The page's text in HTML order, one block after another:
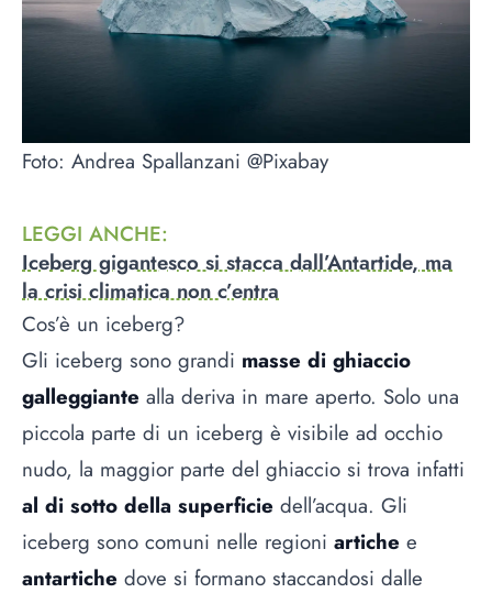
Foto: Andrea Spallanzani @Pixabay
LEGGI ANCHE:
Iceberg gigantesco si stacca dall’Antartide, ma
la crisi climatica non c’entra
Cos’è un iceberg?
Gli iceberg sono grandi masse di ghiaccio
galleggiante alla deriva in mare aperto. Solo una
piccola parte di un iceberg è visibile ad occhio
nudo, la maggior parte del ghiaccio si trova infatti
al di sotto della superficie dell’acqua. Gli
iceberg sono comuni nelle regioni artiche e
antartiche dove si formano staccandosi dalle